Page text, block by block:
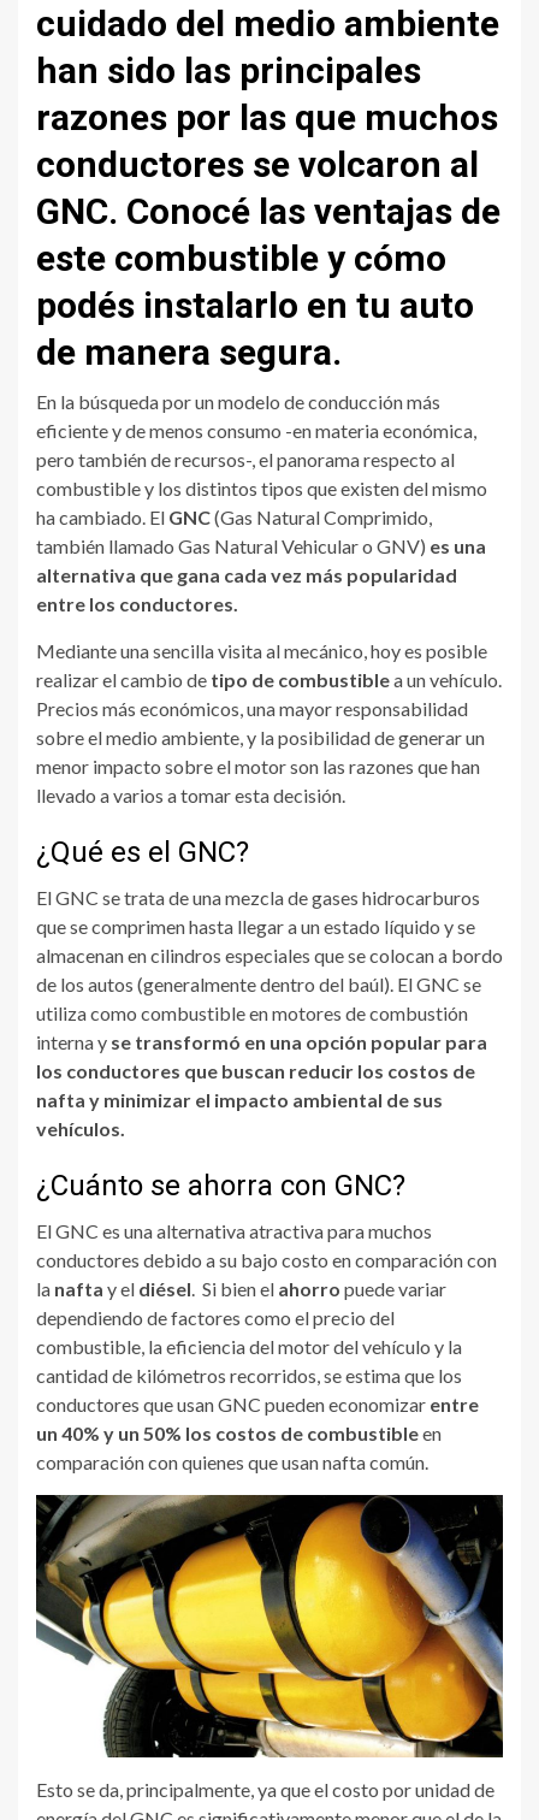
cuidado del medio ambiente
han sido las principales
razones por las que muchos
conductores se volcaron al
GNC. Conocé las ventajas de
este combustible y cómo
podés instalarlo en tu auto
de manera segura.
En la búsqueda por un modelo de conducción más
eficiente y de menos consumo -en materia económica,
pero también de recursos-, el panorama respecto al
combustible y los distintos tipos que existen del mismo
ha cambiado. El GNC(Gas Natural Comprimido,
también llamado Gas Natural Vehicular o GNV) es una
alternativa que gana cada vez más popularidad
entre los conductores.
Mediante una sencilla visita al mecánico, hoy es posible
realizar el cambio de tipo de combustiblea un vehículo.
Precios más económicos, una mayor responsabilidad
sobre el medio ambiente, y la posibilidad de generar un
menor impacto sobre el motor son las razones que han
llevado a varios a tomar esta decisión.
¿Qué es el GNC?
El GNC se trata de una mezcla de gases hidrocarburos
que se comprimen hasta llegar a un estado líquido y se
almacenan en cilindros especiales que se colocan a bordo
de los autos (generalmentedentro del baúl). El GNC se
utiliza como combustible en motores de combustión
interna y se transformó en una opción popular para
los conductores que buscan reducir los costos de
nafta y minimizar el impacto ambiental de sus
vehículos.
¿Cuánto se ahorra con GNC?
El GNC es una alternativa atractiva para muchos
conductores debido a su bajo costo en comparación con
la nafta y el diésel. Si bien el ahorro puede variar
dependiendo de factores como el precio del
combustible, la eficiencia del motor del vehículo y la
cantidad de kilómetros recorridos, se estima que los
conductores que usan GNC pueden economizar entre
un 40% y un 50% los costos de combustibleen
comparación con quienes que usan nafta común.
Esto se da, principalmente, ya que el costo por unidad de